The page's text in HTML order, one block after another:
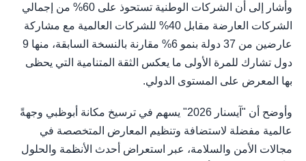
وأشار إلى أن الشركات الوطنية تستحوذ على 60% من إجمالي
الشركات العارضة مقابل 40% للشركات العالمية مع مشاركة
عارضين من 37 دولة بنمو 6% مقارنة بالنسخة السابقة، منها 9
دول تشارك للمرة الأولى ما يعكس الثقة المتنامية التي يحظى
بها المعرض على المستوى الدولي.
وأوضح أن "آيسنار 2026" يسهم في ترسيخ مكانة أبوظبي وجهةً
عالمية مفضلة لاستضافة وتنظيم المعارض المتخصصة في
مجالات الأمن والسلامة، عبر استعراض أحدث الأنظمة والحلول